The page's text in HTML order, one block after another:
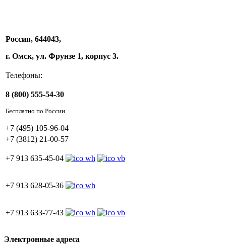
Россия, 644043,
г. Омск, ул. Фрунзе 1, корпус 3.
Телефоны:
8 (800) 555-54-30
Бесплатно по России
+7 (495) 105-96-04
+7 (3812) 21-00-57
+7 913 635-45-04
+7 913 628-05-36
+7 913 633-77-43
Электронные адреса